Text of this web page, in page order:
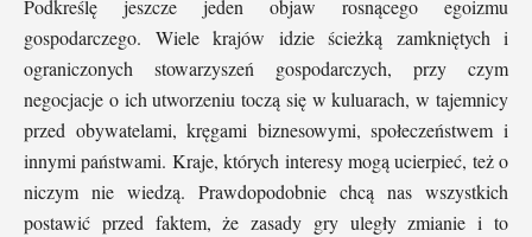
Podkreślę jeszcze jeden objaw rosnącego egoizmu
gospodarczego. Wiele krajów idzie ścieżką zamkniętych i
ograniczonych stowarzyszeń gospodarczych, przy czym
negocjacje o ich utworzeniu toczą się w kuluarach, w tajemnicy
przed obywatelami, kręgami biznesowymi, społeczeństwem i
innymi państwami. Kraje, których interesy mogą ucierpieć, też o
niczym nie wiedzą. Prawdopodobnie chcą nas wszystkich
postawić przed faktem, że zasady gry uległy zmianie i to